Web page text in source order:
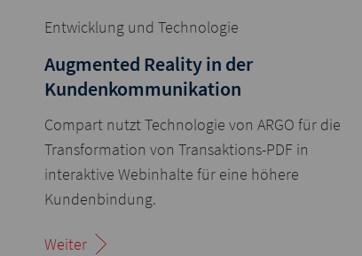
Entwicklung und Technologie
Augmented Reality in der
Kundenkommunikation
Compart nutzt Technologie von ARGO für die
Transformation von Transaktions-PDF in
interaktive Webinhalte für eine höhere
Kundenbindung.
Weiter